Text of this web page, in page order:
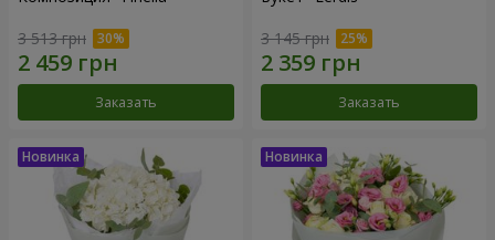
3 513 грн
Заказать
3 145 грн
Заказать